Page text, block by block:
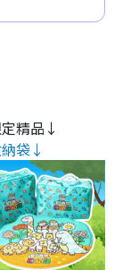
精品↓
袋↓